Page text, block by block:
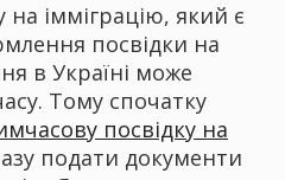
імміграцію, який є
посвідки на
в Україні може
Тому спочатку
посвідку на
подати документи